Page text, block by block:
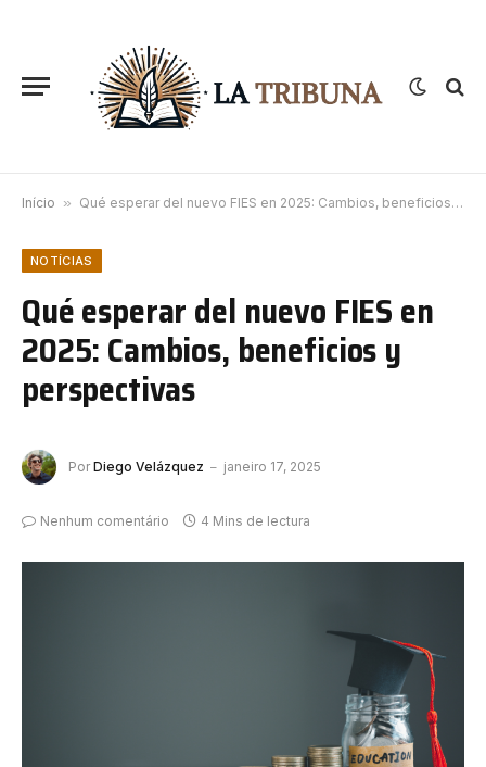
Início » Qué esperar del nuevo FIES en 2025: Cambios, beneficios y perspectivas
NOTÍCIAS
Qué esperar del nuevo FIES en
2025: Cambios, beneficios y
perspectivas
Por Diego Velázquez janeiro 17, 2025
Nenhum comentário 4 Mins de lectura